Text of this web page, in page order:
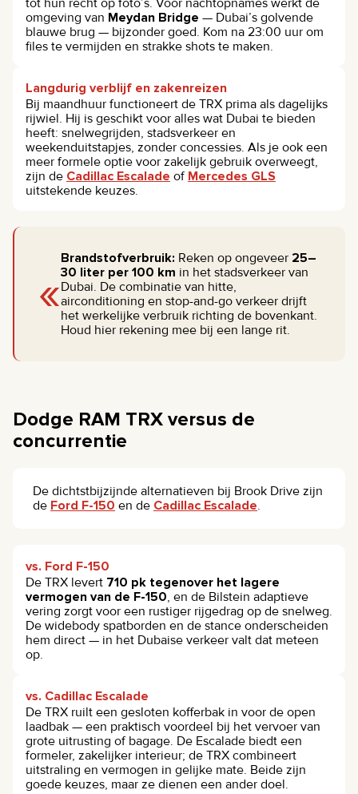
omgeving van Meydan Bridge — Dubai’s golvende
blauwe brug — bijzonder goed. Kom na 23:00 uur om
files te vermijden en strakke shots te maken.
Langdurig verblijf en zakenreizen
Bij maandhuur functioneert de TRX prima als dagelijks
rijwiel. Hij is geschikt voor alles wat Dubai te bieden
heeft: snelwegrijden, stadsverkeer en
weekenduitstapjes, zonder concessies. Als je ook een
meer formele optie voor zakelijk gebruik overweegt,
zijn de Cadillac Escalade of Mercedes GLS
uitstekende keuzes.
«
Brandstofverbruik: Reken op ongeveer 25–
30 liter per 100 km in het stadsverkeer van
Dubai. De combinatie van hitte,
airconditioning en stop-and-go verkeer drijft
het werkelijke verbruik richting de bovenkant.
Houd hier rekening mee bij een lange rit.
Dodge RAM TRX versus de
concurrentie
De dichtstbijzijnde alternatieven bij Brook Drive zijn
de Ford F-150 en de Cadillac Escalade.
vs. Ford F-150
De TRX levert 710 pk tegenover het lagere
vermogen van de F-150, en de Bilstein adaptieve
vering zorgt voor een rustiger rijgedrag op de snelweg.
De widebody spatborden en de stance onderscheiden
hem direct — in het Dubaise verkeer valt dat meteen
op.
vs. Cadillac Escalade
De TRX ruilt een gesloten kofferbak in voor de open
laadbak — een praktisch voordeel bij het vervoer van
grote uitrusting of bagage. De Escalade biedt een
formeler, zakelijker interieur; de TRX combineert
uitstraling en vermogen in gelijke mate. Beide zijn
goede keuzes, maar ze dienen een ander doel.